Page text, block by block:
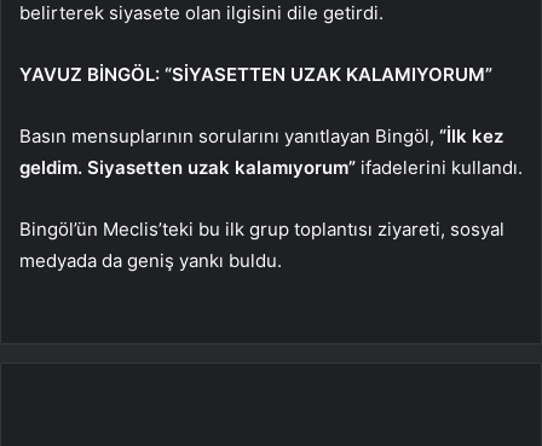
belirterek siyasete olan ilgisini dile getirdi.
YAVUZ BİNGÖL: “SİYASETTEN UZAK KALAMIYORUM”
Basın mensuplarının sorularını yanıtlayan Bingöl, “İlk kez
geldim. Siyasetten uzak kalamıyorum” ifadelerini kullandı.
Bingöl’ün Meclis’teki bu ilk grup toplantısı ziyareti, sosyal
medyada da geniş yankı buldu.